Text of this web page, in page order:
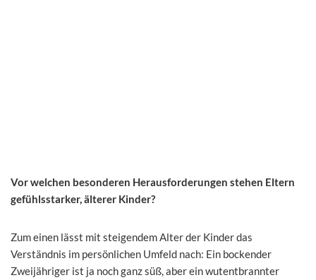
Vor welchen besonderen Herausforderungen stehen Eltern
gefühlsstarker, älterer Kinder?
Zum einen lässt mit steigendem Alter der Kinder das
Verständnis im persönlichen Umfeld nach: Ein bockender
Zweijähriger ist ja noch ganz süß, aber ein wutentbrannter